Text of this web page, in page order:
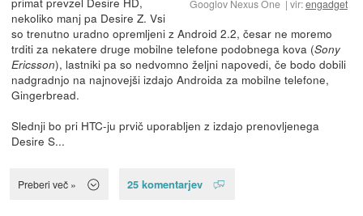
Googlov Nexus One
vir:engadget
nekoliko manj pa Desire Z. Vsi
so trenutno uradno opremljeni z Android 2.2, česar ne moremo
trditi za nekatere druge mobilne telefone podobnega kova (Sony
Ericsson), lastniki pa so nedvomno željni napovedi, če bodo dobili
nadgradnjo na najnovejši izdajo Androida za mobilne telefone,
Gingerbread.
Slednji bo pri HTC-ju prvič uporabljen z izdajo prenovljenega
Desire S...
Preberi več » 25 komentarjev